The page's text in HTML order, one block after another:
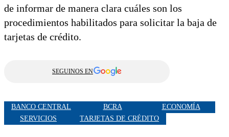
de informar de manera clara cuáles son los
procedimientos habilitados para solicitar la baja de
tarjetas de crédito.
SEGUINOS EN
BANCO CENTRAL BCRA
ECONOMÍA
SERVICIOS
TARJETAS DE CRÉDITO